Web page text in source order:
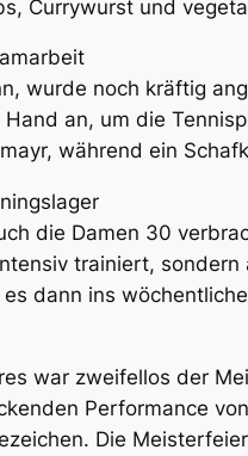
Currywurst und
wurde noch kräftig
an, um die
während ein
die Damen 30
trainiert,
dann ins
war zweifellos der
Performance
Die